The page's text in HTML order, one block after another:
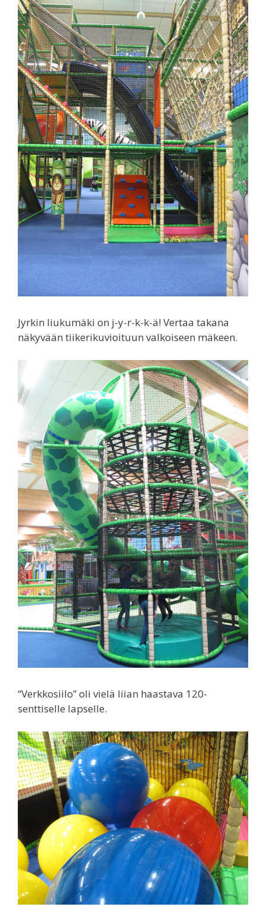
Jyrkin liukumäki on j-y-r-k-k-ä! Vertaa takana
näkyvään tiikerikuvioituun valkoiseen mäkeen.
“Verkkosiilo” oli vielä liian haastava 120-
senttiselle lapselle.